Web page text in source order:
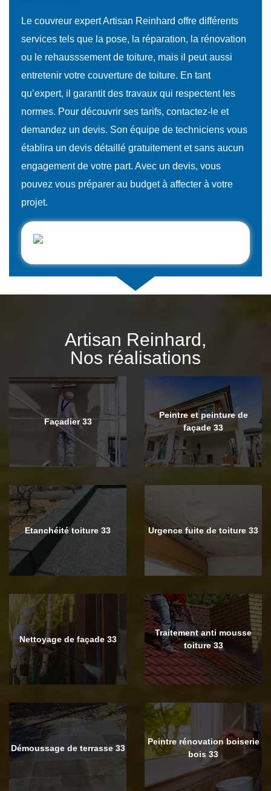
Le couvreur expert Artisan Reinhard offre différents
services tels que la pose, la réparation, la rénovation
ou le rehausssement de toiture, mais il peut aussi
entretenir votre couverture de toiture. En tant
qu’expert, il garantit des travaux qui respectent les
normes. Pour découvrir ses tarifs, contactez-le et
demandez un devis. Son équipe de techniciens vous
établira un devis détaillé gratuitement et sans aucun
engagement de votre part. Avec un devis, vous
pouvez vous préparer au budget à affecter à votre
projet.
Artisan Reinhard,
Nos réalisations
Façadier 33
Peintre et peinture de
façade 33
Etanchéité toiture 33 Urgence fuite de toiture 33
Nettoyage de façade 33
Traitement anti mousse
toiture 33
Démoussage de terrasse 33
Peintre rénovation boiserie
bois 33